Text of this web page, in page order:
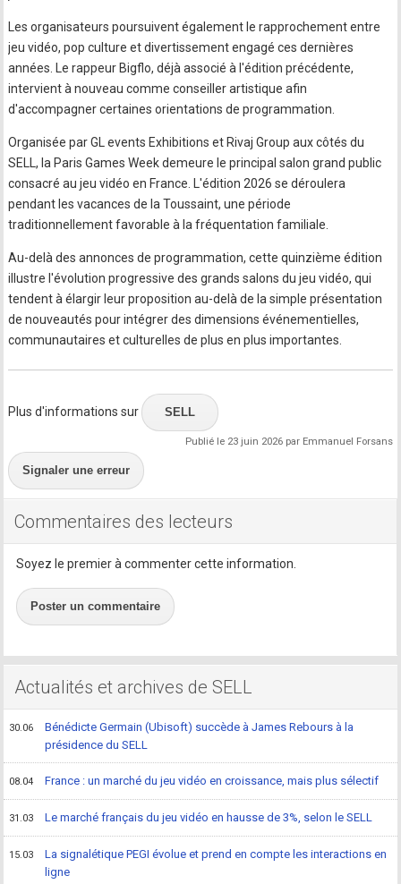
Les organisateurs poursuivent également le rapprochement entre
jeu vidéo, pop culture et divertissement engagé ces dernières
années. Le rappeur Bigflo, déjà associé à l'édition précédente,
intervient à nouveau comme conseiller artistique afin
d'accompagner certaines orientations de programmation.
Organisée par GL events Exhibitions et Rivaj Group aux côtés du
SELL, la Paris Games Week demeure le principal salon grand public
consacré au jeu vidéo en France. L'édition 2026 se déroulera
pendant les vacances de la Toussaint, une période
traditionnellement favorable à la fréquentation familiale.
Au-delà des annonces de programmation, cette quinzième édition
illustre l'évolution progressive des grands salons du jeu vidéo, qui
tendent à élargir leur proposition au-delà de la simple présentation
de nouveautés pour intégrer des dimensions événementielles,
communautaires et culturelles de plus en plus importantes.
Plus d'informations sur SELL
Publié le 23 juin 2026 par Emmanuel Forsans
Signaler une erreur
Commentaires des lecteurs
Soyez le premier à commenter cette information.
Poster un commentaire
Actualités et archives de SELL
30.06
Bénédicte Germain (Ubisoft) succède à James Rebours à la
présidence du SELL
08.04 France : un marché du jeu vidéo en croissance, mais plus sélectif
31.03 Le marché français du jeu vidéo en hausse de 3%, selon le SELL
15.03
La signalétique PEGI évolue et prend en compte les interactions en
ligne